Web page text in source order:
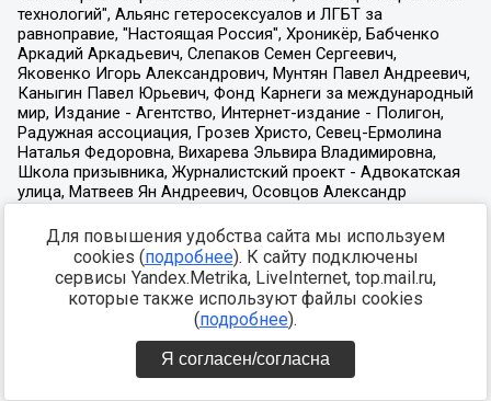
Для повышения удобства сайта мы используем
cookies (подробнее). К сайту подключены
сервисы Yandex.Metrika, LiveInternet, top.mail.ru,
которые также используют файлы cookies
(подробнее).
Я согласен/согласна